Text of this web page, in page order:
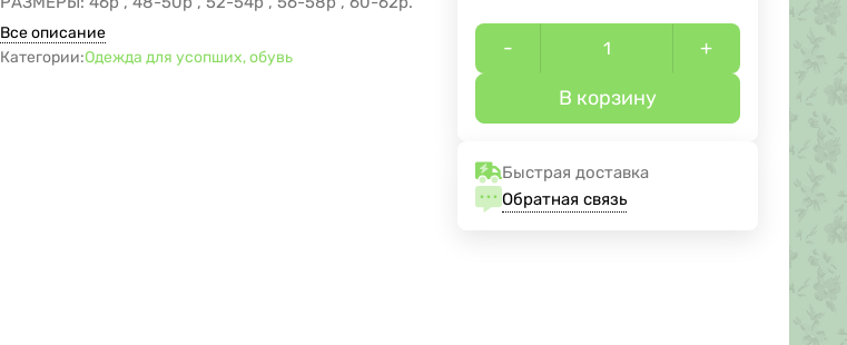
Все описание
Категории:Одежда для усопших, обувь - +
В корзину
Быстрая доставка
Обратная связь